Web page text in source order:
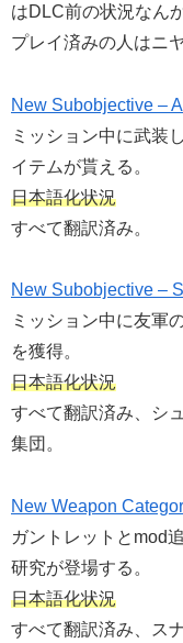
はDLC前の状況なん
プレイ済みの人はニ
New Subobjective –
ミッション中に武装
イテムが貰える。
日本語化状況
すべて翻訳済み。
New Subobjective –
ミッション中に友軍
を獲得。
日本語化状況
すべて翻訳済み、シ
集団。
New Weapon
ガントレットとmod
研究が登場する。
日本語化状況
すべて翻訳済み、ス